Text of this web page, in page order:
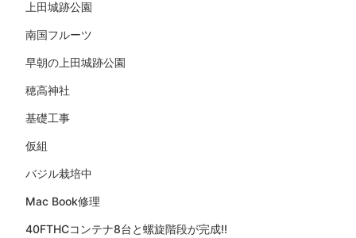
上田城跡公園
南国フルーツ
早朝の上田城跡公園
穂高神社
基礎工事
仮組
バジル栽培中
Mac Book修理
40FTHCコンテナ8台と螺旋階段が完成!!